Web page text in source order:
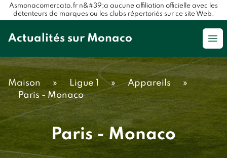
Asmonacomercato.fr n&#39;a aucune affiliation officielle avec les
détenteurs de marques ou les clubs répertoriés sur ce site Web.
Actualités sur Monaco
Maison » Ligue 1 » Appareils
»
Paris - Monaco
Paris - Monaco